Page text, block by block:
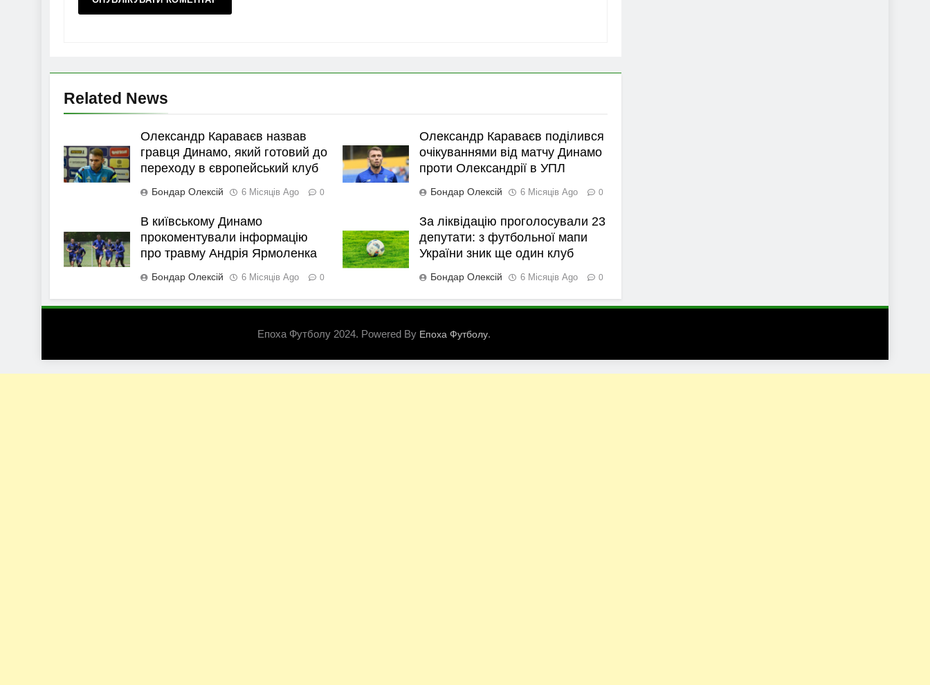
Related News
Олександр Караваєв назвав
гравця Динамо, який готовий до
переходу в європейський клуб
Бондар Олексій 6 Місяців Ago 0
Олександр Караваєв поділився
очікуваннями від матчу Динамо
проти Олександрії в УПЛ
Бондар Олексій 6 Місяців Ago 0
В київському Динамо
прокоментували інформацію
про травму Андрія Ярмоленка
Бондар Олексій 6 Місяців Ago 0
За ліквідацію проголосували 23
депутати: з футбольної мапи
України зник ще один клуб
Бондар Олексій 6 Місяців Ago 0
Епоха Футболу 2024. Powered By Епоха Футболу.